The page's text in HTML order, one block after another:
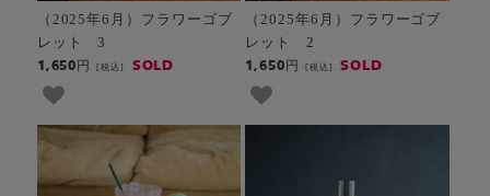
（2025年6月）フラワーゴブ
レット 3
1,650円[税込] SOLD
（2025年6月）フラワーゴブ
レット 2
1,650円 [税込] SOLD